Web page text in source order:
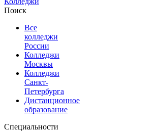
Поиск
Все
колледжи
России
Колледжи
Москвы
Колледжи
Санкт-
Петербурга
Дистанционное
образование
Специальности